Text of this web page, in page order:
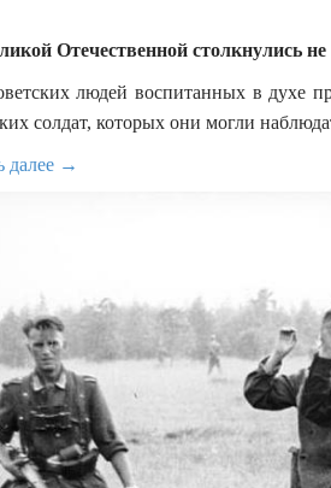
Отечественной столкнулись
людей воспитанных в духе
солдат, которых они могли
далее →